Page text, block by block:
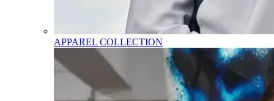
APPAREL COLLECTION